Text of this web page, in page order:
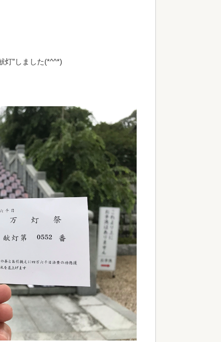
灯”しました(*^^*)